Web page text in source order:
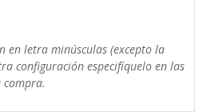
en letra minúsculas (excepto la
configuración especifíquelo en las